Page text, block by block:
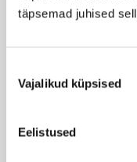
täpsemad juhised
valik
Vajalikud küpsised
Eelistused